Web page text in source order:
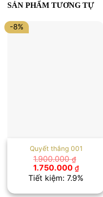
SẢN PHẨM TƯƠNG TỰ
-8%
Quyết thắng 001
1.900.000₫
Giá
gốc
là:
1.750.000 ₫Giá
hiện
tại
Tiết kiệm: 7.9%